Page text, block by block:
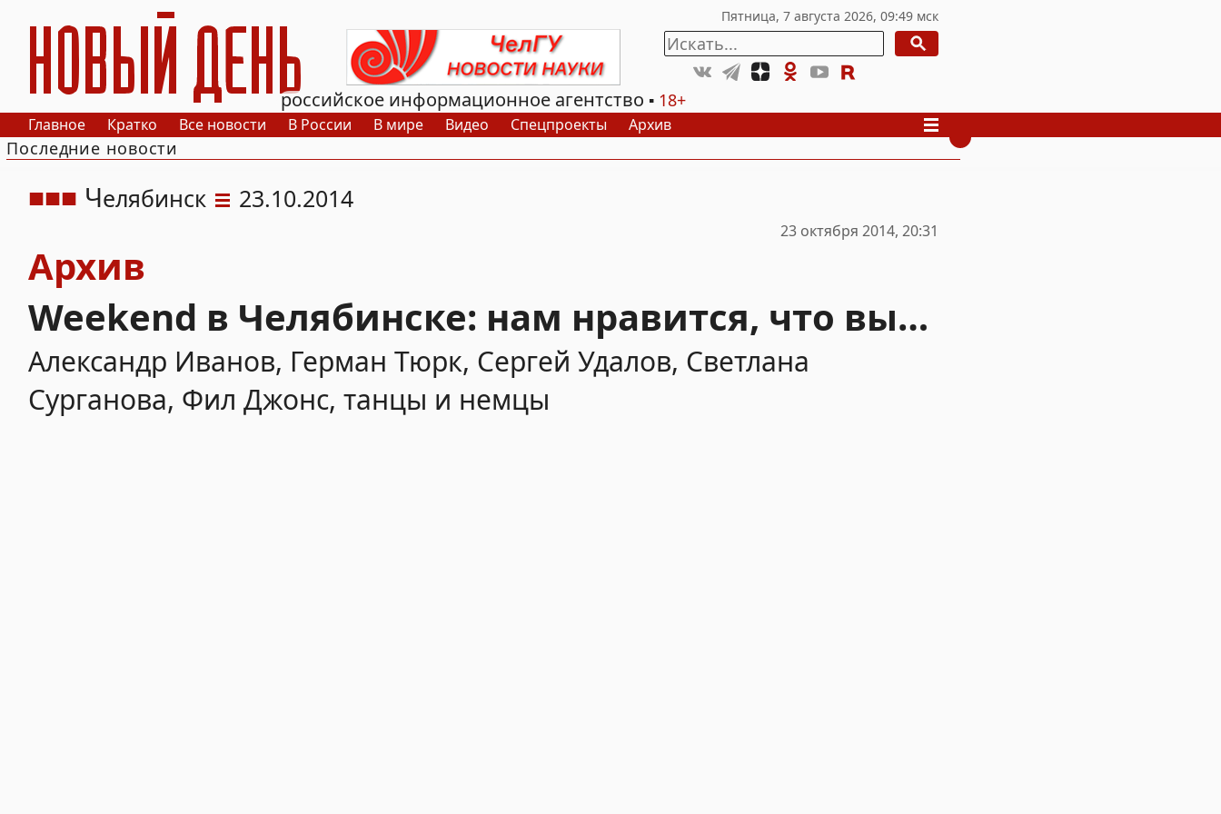
РИА Новый День
российское информационное агентство
18+
Главное Кратко Все новости В России В мире Видео Спецпроекты Архив
Последние новости
Челябинск 23.10.2014
23 октября 2014, 20:31
Архив
Weekend в Челябинске: нам нравится, что вы…
Александр Иванов, Герман Тюрк, Сергей Удалов, Светлана
Сурганова, Фил Джонс, танцы и немцы